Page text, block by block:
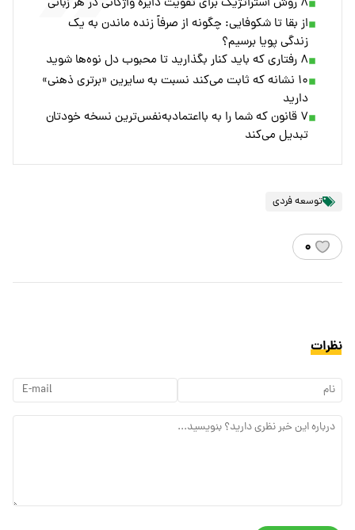
از بقا تا شکوفایی: چگونه از صرفاً زنده ماندن به یک
زندگی پویا برسیم؟
۸ رفتاری که باید کنار بگذارید تا محبوب دل نوه‌ها شوید
۱۰ نشانه که ثابت می‌کند نسبت به سایرین «برتری ذهنی»
دارید
۷ قانون که شما را به با‌اعتماد‌به‌نفس‌ترین نسخه خودتان
تبدیل می‌کند
توسعه فردی
۰
نظرات